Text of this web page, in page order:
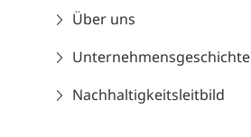
Über uns
Unternehmensgeschichte
Nachhaltigkeitsleitbild